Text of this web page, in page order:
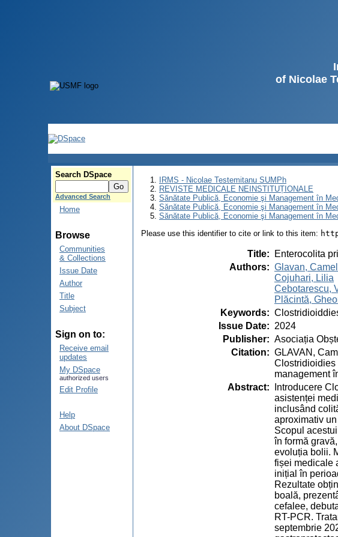
of Nicolae
Search DSpace
Advanced Search
Home
Browse
Communities
& Collections
Issue Date
Author
Title
Subject
Sign on to:
Receive email
updates
My DSpace
authorized users
Edit Profile
Help
About DSpace
IRMS - Nicolae Testemitanu SUMPh
REVISTE MEDICALE NEINSTITUȚIONALE
Sănătate Publică, Economie şi Management în
Sănătate Publică, Economie şi Management în
Sănătate Publică, Economie şi Management în
Please use this identifier to cite or link to this item:
Title:
Enterocolita
Authors: Glavan,
Cojuhari, Lilia
Cebotarescu,
Plăcintă,
Keywords:
Issue Date: 2024
Publisher: Asociația
Citation: GLAVAN,
Clostridioidies
management
Abstract:
Introducere
asistenței
inclusând
aproximativ
Scopul
în formă
evoluția bolii.
fișei medicale
inițial în
Rezultate
boală,
cefalee,
RT-PCR.
septembrie